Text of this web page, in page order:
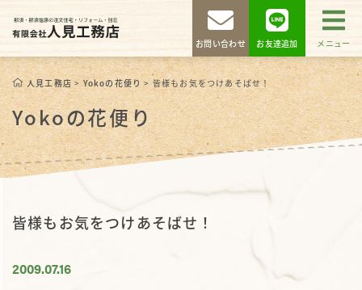
お問い合わせ お友達追加 メニュー
人見工務店>Yokoの花便り>皆様もお気をつけあそばせ！
Yokoの花便り
皆様もお気をつけあそばせ！
2009.07.16